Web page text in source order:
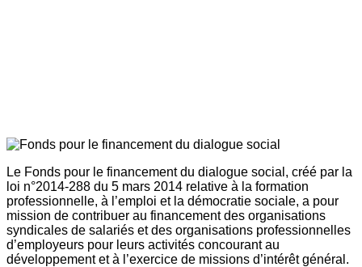
Le Fonds pour le financement du dialogue social, créé par la
loi n°2014-288 du 5 mars 2014 relative à la formation
professionnelle, à l’emploi et la démocratie sociale, a pour
mission de contribuer au financement des organisations
syndicales de salariés et des organisations professionnelles
d’employeurs pour leurs activités concourant au
développement et à l’exercice de missions d’intérêt général.